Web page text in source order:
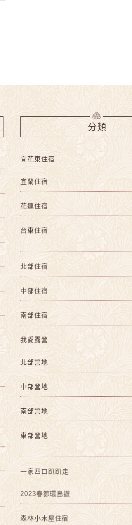
分類
宜花東住宿
宜蘭住宿
花連住宿
台東住宿
北部住宿
中部住宿
南部住宿
我愛露營
北部營地
中部營地
南部營地
東部營地
一家四口趴趴走
2023春節環島遊
森林小木屋住宿